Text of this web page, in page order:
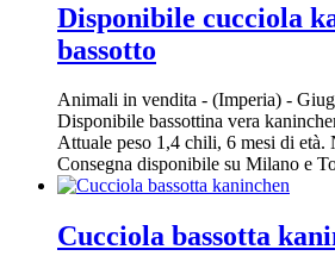
Disponibile cucciola
bassotto
Animali in vendita - (Imperia) -
Disponibile bassottina vera
Attuale peso 1,4 chili, 6 mesi di età.
Consegna disponibile su Milano e
Cucciola bassotta